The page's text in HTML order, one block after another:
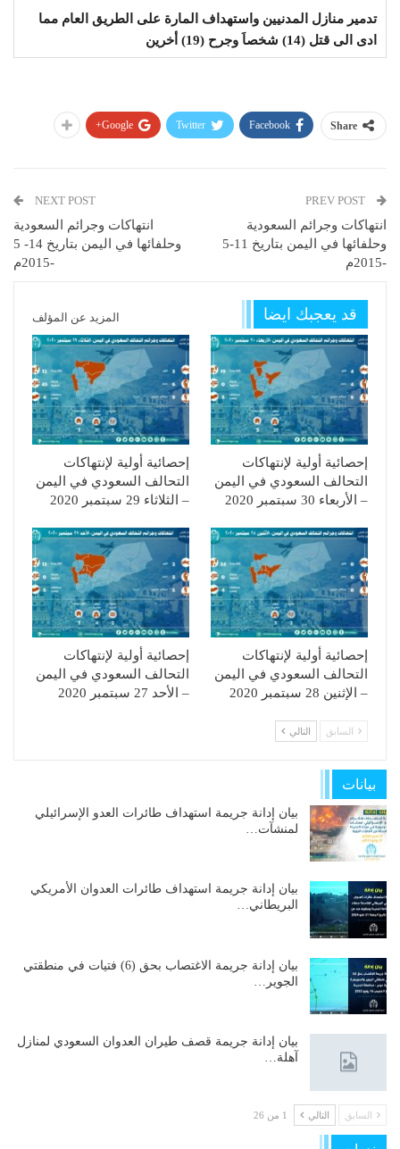
تدمير منازل المدنيين واستهداف المارة على الطريق العام مما
ادى الى قتل (14) شخصاَ وجرح (19) أخرين
Share
Facebook
Twitter
Google+
انتهاكات وجرائم السعودية
وحلفائها في اليمن بتاريخ 11-5
-2015م
NEXT POST
انتهاكات وجرائم السعودية
وحلفائها في اليمن بتاريخ 14- 5
-2015م
قد يعجبك ايضا المزيد عن المؤلف
إحصائية أولية لإنتهاكات
التحالف السعودي في اليمن
– الأربعاء 30 سبتمبر 2020
إحصائية أولية لإنتهاكات
التحالف السعودي في اليمن
– الثلاثاء 29 سبتمبر 2020
إحصائية أولية لإنتهاكات
التحالف السعودي في اليمن
– الإثنين 28 سبتمبر 2020
إحصائية أولية لإنتهاكات
التحالف السعودي في اليمن
– الأحد 27 سبتمبر 2020
السابق التالي
بيانات
بيان إدانة جريمة استهداف طائرات العدو الإسرائيلي
لمنشآت…
بيان إدانة جريمة استهداف طائرات العدوان الأمريكي
البريطاني…
بيان إدانة جريمة الاغتصاب بحق (6) فتيات في منطقتي
الجوير…
بيان إدانة جريمة قصف طيران العدوان السعودي لمنازل
آهلة…
السابق التالي 1 من 26